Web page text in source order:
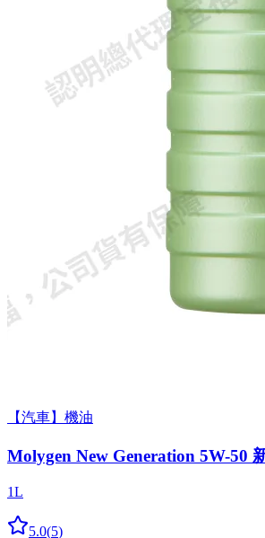
【汽車】機油
Molygen New Gener­a­tion 5W-50
1L
5.0(5)